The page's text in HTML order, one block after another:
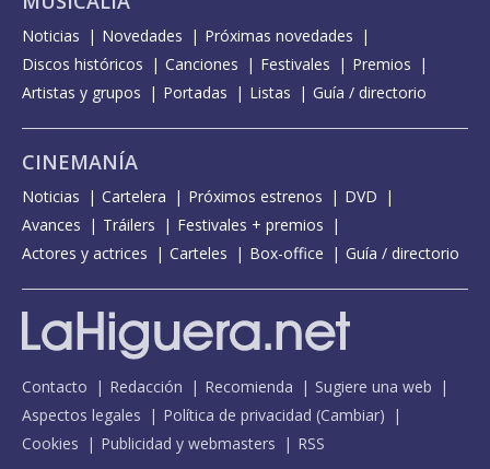
Noticias Novedades
Próximas novedades
Discos históricos
Canciones Festivales
Premios
Artistas y grupos
Portadas Listas Guía / directorio
CINEMANÍA
Noticias Cartelera Próximos estrenos
DVD
Avances
Tráilers
Festivales + premios
Actores y actrices
Carteles Box-office Guía / directorio
Contacto Redacción Recomienda
Sugiere una web
Aspectos legales
Política de privacidad (Cambiar)
Cookies
Publicidad y webmasters RSS